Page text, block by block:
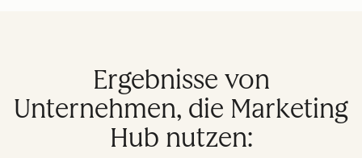
Ergebnisse von
Unternehmen, die Marketing
Hub nutzen: